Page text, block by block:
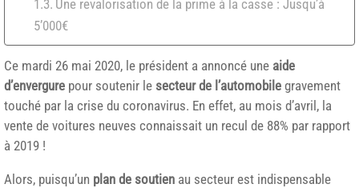
Une revalorisation de la prime à la casse : Jusqu’à
5’000€
Ce mardi 26 mai 2020, le président a annoncé une aide
d’envergure pour soutenir le secteur de l’automobile gravement
touché par la crise du coronavirus. En effet, au mois d’avril, la
vente de voitures neuves connaissait un recul de 88% par rapport
à 2019 !
Alors, puisqu’un plan de soutien au secteur est indispensable